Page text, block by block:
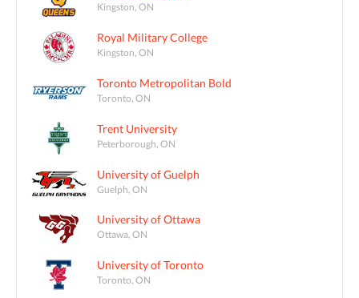
Kingston, ON
Royal Military College
Kingston, ON
Toronto Metropolitan Bold
Toronto, ON
Trent University
Peterborough, ON
University of Guelph
Guelph, ON
University of Ottawa
Ottawa, ON
University of Toronto
Toronto, ON